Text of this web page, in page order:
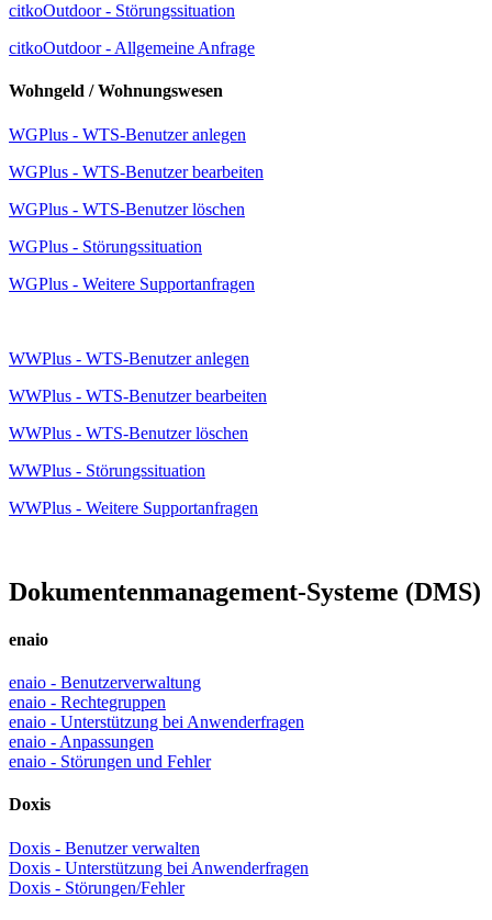
citkoOutdoor - Störungssituation
citkoOutdoor - Allgemeine Anfrage
Wohngeld / Wohnungswesen
WGPlus - WTS-Benutzer anlegen
WGPlus - WTS-Benutzer bearbeiten
WGPlus - WTS-Benutzer löschen
WGPlus - Störungssituation
WGPlus - Weitere Supportanfragen
WWPlus - WTS-Benutzer anlegen
WWPlus - WTS-Benutzer bearbeiten
WWPlus - WTS-Benutzer löschen
WWPlus - Störungssituation
WWPlus - Weitere Supportanfragen
Dokumentenmanagement-Systeme (DMS)
enaio
enaio - Benutzerverwaltung
enaio - Rechtegruppen
enaio - Unterstützung bei Anwenderfragen
enaio - Anpassungen
enaio - Störungen und Fehler
Doxis
Doxis - Benutzer verwalten
Doxis - Unterstützung bei Anwenderfragen
​​​​​​​Doxis - Störungen/Fehler